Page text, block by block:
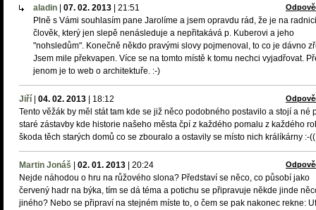
aladin 07. 02. 2013 21:51
Plně s Vámi souhlasím pane Jarolíme a jsem opravdu rád, že je na
člověk, který jen slepě nenásleduje a nepřitakává p. Kuberovi a jeho
"nohsledům". Konečně někdo pravými slovy pojmenoval, to co je dávno
Jsem mile překvapen. Více se na tomto místě k tomu nechci vyjadřovat.
jenom je to web o architektuře. :-)
Jiří 04. 02. 2013 18:12
Tento věžák by měl stát tam kde se již něco podobného postavilo a stojí a né
staré zástavby kde historie našeho města čpí z každého pomalu z každého
škoda těch starých domů co se zbouralo a ostavily se místo nich králíkárny :-((
Martin Jonáš 02. 01. 2013 20:24
Nejde náhodou o hru na růžového slona? Představí se něco, co působí jako
červený hadr na býka, tím se dá téma a potichu se připravuje někde jinde
jiného? Nebo se připraví na stejném míste to, o čem se pak nakonec rekne: